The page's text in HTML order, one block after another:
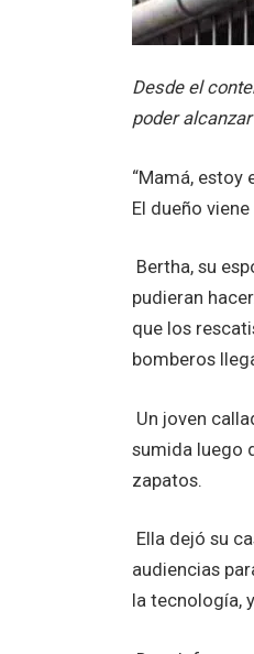
Desde el
poder
“Mamá, estoy
El dueño
Bertha, su
pudieran
que los
bomberos
Un joven
sumida luego
zapatos.
Ella dejó su
audiencias
la tecnología,